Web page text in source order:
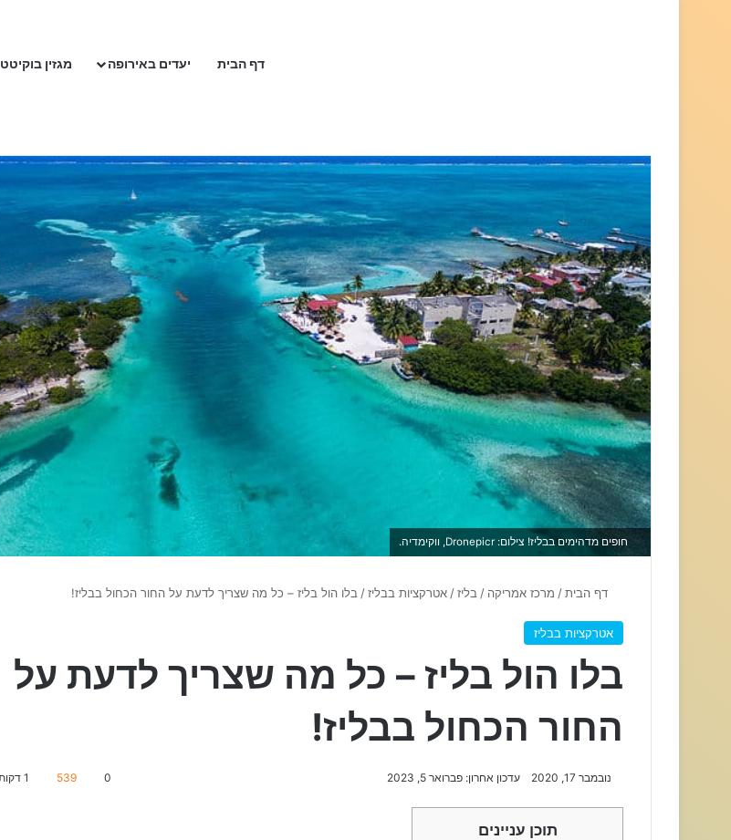
דף הבית יעדים באירופה מגזין בוקיטט
חופים מדהימים בבליז! צילום: Dronepicr, ווקימדיה.
דף הבית/ מרכז אמריקה / בליז/ אטרקציות בבליז/ בלו הול בליז – כל מה שצריך לדעת על החור הכחול בבליז!
אטרקציות בבליז
בלו הול בליז – כל מה שצריך לדעת על
החור הכחול בבליז!
נובמבר 17, 2020 עדכון אחרון: פברואר 5, 2023 0
539
תוכן עניינים